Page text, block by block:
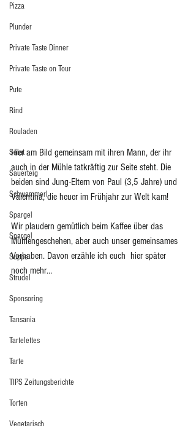
Pizza
Plunder
Private Taste Dinner
Private Taste on Tour
Pute
Rind
Rouladen
Salat
Sauerteig
Schwammerl
Spargel
Spargel
Suppe
Strudel
Sponsoring
Tansania
Tartelettes
Tarte
TIPS Zeitungsberichte
Torten
Vegetarisch
Hier am Bild gemeinsam mit ihren Mann, der ihr
auch in der Mühle tatkräftig zur Seite steht. Die
beiden sind Jung-Eltern von Paul (3,5 Jahre) und
Valentina, die heuer im Frühjahr zur Welt kam!
Wir plaudern gemütlich beim Kaffee über das
Mühlengeschehen, aber auch unser gemeinsames
Vorhaben. Davon erzähle ich euch  hier später
noch mehr…